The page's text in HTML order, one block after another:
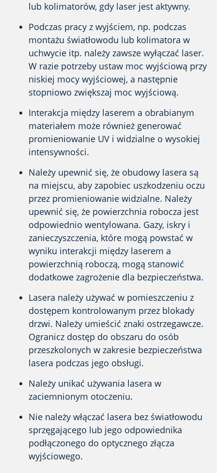
lub kolimatorów, gdy laser jest aktywny.
Podczas pracy z wyjściem, np. podczas
montażu światłowodu lub kolimatora w
uchwycie itp. należy zawsze wyłączać laser.
W razie potrzeby ustaw moc wyjściową przy
niskiej mocy wyjściowej, a następnie
stopniowo zwiększaj moc wyjściową.
Interakcja między laserem a obrabianym
materiałem może również generować
promieniowanie UV i widzialne o wysokiej
intensywności.
Należy upewnić się, że obudowy lasera są
na miejscu, aby zapobiec uszkodzeniu oczu
przez promieniowanie widzialne. Należy
upewnić się, że powierzchnia robocza jest
odpowiednio wentylowana. Gazy, iskry i
zanieczyszczenia, które mogą powstać w
wyniku interakcji między laserem a
powierzchnią roboczą, mogą stanowić
dodatkowe zagrożenie dla bezpieczeństwa.
Lasera należy używać w pomieszczeniu z
dostępem kontrolowanym przez blokady
drzwi. Należy umieścić znaki ostrzegawcze.
Ogranicz dostęp do obszaru do osób
przeszkolonych w zakresie bezpieczeństwa
lasera podczas jego obsługi.
Należy unikać używania lasera w
zaciemnionym otoczeniu.
Nie należy włączać lasera bez światłowodu
sprzęgającego lub jego odpowiednika
podłączonego do optycznego złącza
wyjściowego.